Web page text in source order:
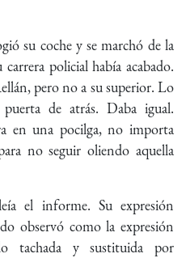
su coche y se marchó de la
policial había acabado.
pero no a su superior. Lo
de atrás. Daba igual.
en una pocilga, no importa
no seguir oliendo aquella
el informe. Su expresión
observó como la expresión
tachada y sustituida por